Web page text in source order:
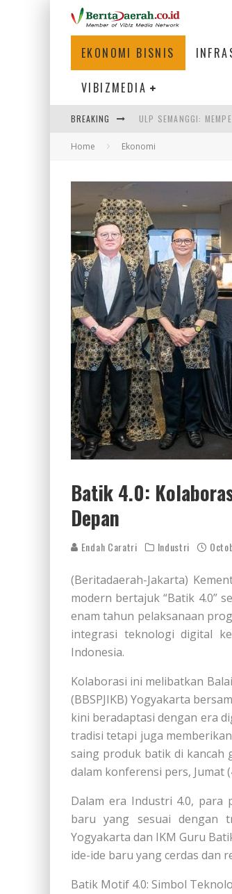
EKONOMI BISNIS
VIBIZMEDIA
BREAKING
ULP SEMANGGI:
BAKMI PANGSIT
KETIKA INSTITUSI
Home Ekonomi
Batik 4.0:
Depan
Endah Caratri Industri
(Beritadaerah-Jakarta)
modern bertajuk “Batik 4.0”
enam tahun pelaksanaan
integrasi teknologi digital
Indonesia.
Kolaborasi ini melibatkan
(BBSPJIKB) Yogyakarta
kini beradaptasi dengan era
tradisi tetapi juga
saing produk batik di kancah
dalam konferensi pers, Jumat
Dalam era Industri 4.0,
baru yang sesuai dengan
Yogyakarta dan IKM Guru
ide-ide baru yang cerdas dan
Batik Motif 4.0: Simbol